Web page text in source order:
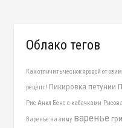
Облако тегов
Как отличить чеснок яровой от
рецепт! Пикировка петунии
Рис Анкл Бенс с кабачками
Варенье на зиму варенье